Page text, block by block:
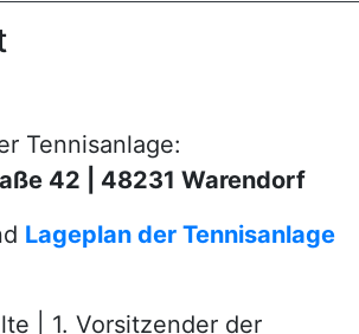
Tennisanlage:
42 | 48231 Warendorf
Lageplan der Tennisanlage
| 1. Vorsitzender der